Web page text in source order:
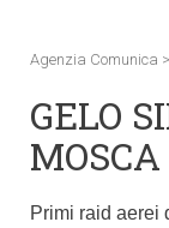
Agenzia Comunica >
GELO
Primi raid aerei